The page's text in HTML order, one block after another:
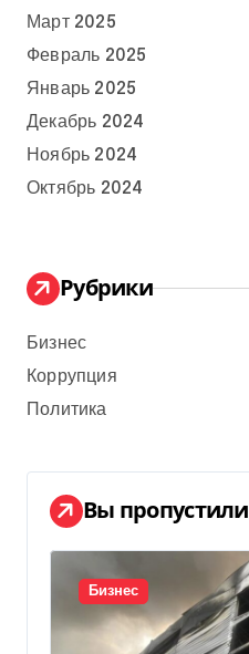
Март 2025
Февраль 2025
Январь 2025
Декабрь 2024
Ноябрь 2024
Октябрь 2024
Рубрики
Бизнес
Коррупция
Политика
Вы пропустили
Бизнес